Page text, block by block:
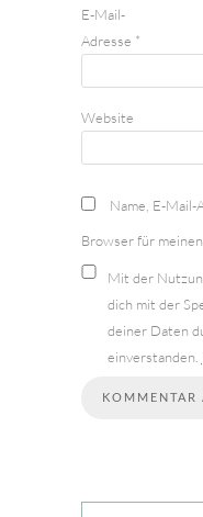
E-Mail-
Adresse *
Website
Name, E-Mail-
Browser für
Mit der
dich mit der
deiner Daten
einverstanden.